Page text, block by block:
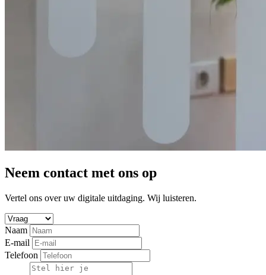
Neem contact met ons op
Vertel ons over uw digitale uitdaging. Wij luisteren.
Naam
E-mail
Telefoon